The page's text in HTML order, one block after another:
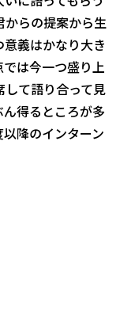
からの提案から生
義はかなり大き
は今一つ盛り上
て語り合って見
得るところが多
降のインターン